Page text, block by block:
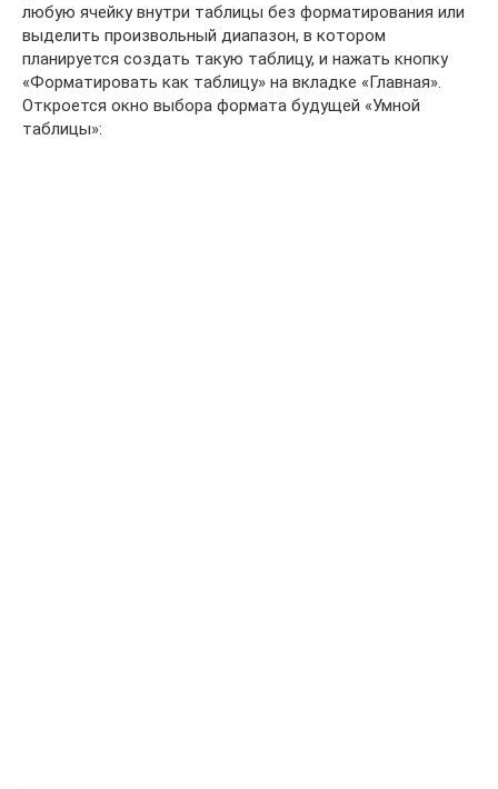
любую ячейку внутри таблицы без форматирования или
выделить произвольный диапазон, в котором
планируется создать такую таблицу, и нажать кнопку
«Форматировать как таблицу» на вкладке «Главная».
Откроется окно выбора формата будущей «Умной
таблицы»: